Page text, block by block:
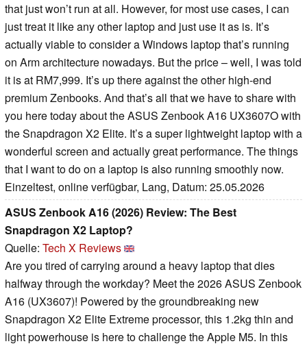
that just won’t run at all. However, for most use cases, I can
just treat it like any other laptop and just use it as is. It’s
actually viable to consider a Windows laptop that’s running
on Arm architecture nowadays. But the price – well, I was told
it is at RM7,999. It’s up there against the other high-end
premium Zenbooks. And that’s all that we have to share with
you here today about the ASUS Zenbook A16 UX3607O with
the Snapdragon X2 Elite. It’s a super lightweight laptop with a
wonderful screen and actually great performance. The things
that I want to do on a laptop is also running smoothly now.
Einzeltest, online verfügbar, Lang, Datum: 25.05.2026
ASUS Zenbook A16 (2026) Review: The Best
Snapdragon X2 Laptop?
Quelle: Tech X Reviews
Are you tired of carrying around a heavy laptop that dies
halfway through the workday? Meet the 2026 ASUS Zenbook
A16 (UX3607)! Powered by the groundbreaking new
Snapdragon X2 Elite Extreme processor, this 1.2kg thin and
light powerhouse is here to challenge the Apple M5. In this